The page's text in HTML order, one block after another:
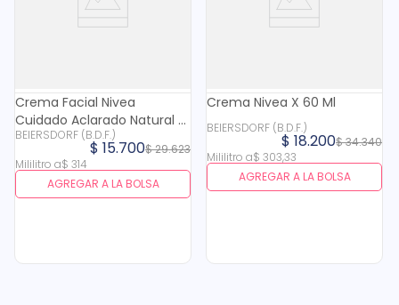
Crema Facial Nivea
Cuidado Aclarado Natural X
50 Ml
BEIERSDORF (B.D.F.)
$29.623
$ 15.700
Mililitro a$ 314
AGREGAR A LA BOLSA
Crema Nivea X 60 Ml
BEIERSDORF (B.D.F.)
$34.340
$ 18.200
Mililitro a$ 303,33
AGREGAR A LA BOLSA